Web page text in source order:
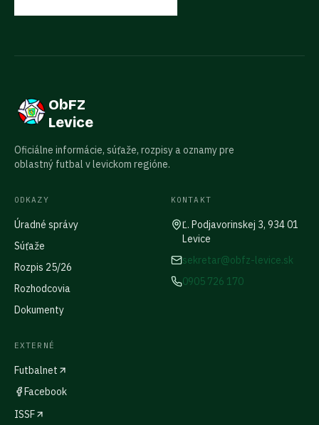
ObFZ
Levice
Oficiálne informácie, súťaže, rozpisy a oznamy pre
oblastný futbal v levickom regióne.
ODKAZY
Úradné správy
Súťaže
Rozpis 25/26
Rozhodcovia
Dokumenty
KONTAKT
Ľ. Podjavorinskej 3, 934 01
Levice
sekretar@obfz-levice.sk
0905 726 170
EXTERNÉ
Futbalnet
Facebook
ISSF